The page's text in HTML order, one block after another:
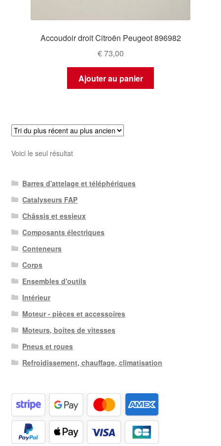
Accoudoir droit Citroën Peugeot 896982
€73,00
Ajouter au panier
Voici le seul résultat
Barres d'attelage et téléphériques
Catalyseurs FAP
Châssis et essieux
Composants électriques
Conteneurs
Corps
Ensembles d'outils
Intérieur
Moteur - pièces et accessoires
Moteurs, boîtes de vitesses
Pneus et roues
Refroidissement, chauffage, climatisation